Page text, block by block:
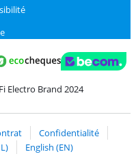
avec PayPal
Electro Brand 2024
Confidentialité
English (EN)